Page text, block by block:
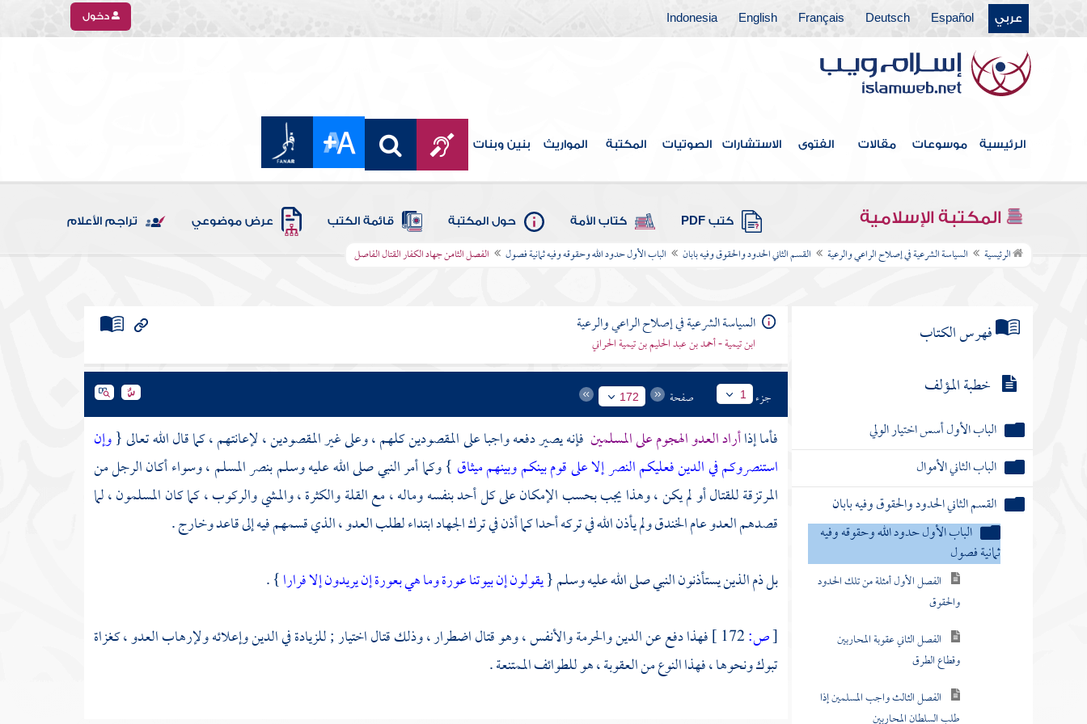
عربي Español
Deutsch
Français
English
Indonesia دخول
الرئيسية موسوعات مقالات الفتوى الاستشارات الصوتيات المكتبة المواريث بنين وبنات
المكتبة الإسلامية كتب PDF كتاب الأمة حول المكتبة قائمة الكتب عرض موضوعي تراجم الأعلام
الرئيسية السياسة الشرعية في إصلاح الراعي والرعية القسم الثاني الحدود والحقوق وفيه بابان الباب الأول حدود الله وحقوقه وفيه ثمانية فصول الفصل الثامن جهاد الكفار القتال الفاصل
فهرس الكتاب
خطبة المؤلف
الباب الأول أسس اختيار الولي
الباب الثاني الأموال
القسم الثاني الحدود والحقوق وفيه بابان
الباب الأول حدود الله وحقوقه وفيه
ثمانية فصول
الفصل الأول أمثلة من تلك الحدود
والحقوق
الفصل الثاني عقوبة المحاربين
وقطاع الطرق
الفصل الثالث واجب المسلمين إذا
السياسة الشرعية في إصلاح الراعي والرعية
ابن تيمية - أحمد بن عبد الحليم بن تيمية الحراني
جزء 1 صفحة 172
فأما إذاأراد العدو الهجوم على المسلمين فإنه يصير دفعه واجبا على المقصودين كلهم ، وعلى غير المقصودين ، لإعانتهم ، كما قال الله تعالى {وإن
استنصروكم في الدين فعليكم النصر إلا على قوم بينكم وبينهم ميثاق } وكما أمر النبي صلى الله عليه وسلم بنصر المسلم ، وسواء أكان الرجل من
المرتزقة للقتال أو لم يكن ، وهذا يجب بحسب الإمكان على كل أحد بنفسه وماله ، مع القلة والكثرة ، والمشي والركوب ، كما كان المسلمون ، لما
قصدهم العدو عامالخندقولم يأذن الله في تركه أحدا كما أذن في ترك الجهاد ابتداء لطلب العدو ، الذي قسمهم فيه إلى قاعد وخارج .
بل ذم الذين يستأذنون النبي صلى الله عليه وسلم {يقولون إن بيوتنا عورة وما هي بعورة إن يريدون إلا فرارا} .
[ص:
فهذا دفع عن الدين والحرمة والأنفس ، وهو قتال اضطرار ، وذلك قتال اختيار ; للزيادة في الدين وإعلائه ولإرهاب العدو ، كغزاة
تبوكونحوها ، فهذا النوع من العقوبة ، هو للطوائف الممتنعة .